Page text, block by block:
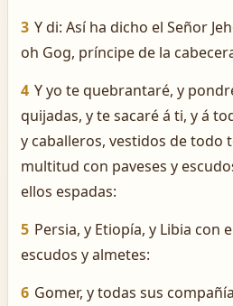
3 Y di: Así ha dicho el Señor
oh Gog, príncipe de la
4 Y yo te quebrantaré, y
quijadas, y te sacaré á ti, y á
y caballeros, vestidos de todo
multitud con paveses y
ellos espadas:
5 Persia, y Etiopía, y Libia con
escudos y almetes:
6 Gomer, y todas sus